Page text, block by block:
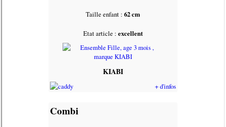
Taille enfant : 62 cm
Etat article : excellent
KIABI
+ d'infos
Combi